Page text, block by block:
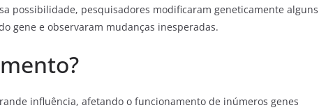
possibilidade, pesquisadores modificaram geneticamente alguns
gene e observaram mudanças inesperadas.
influência, afetando o funcionamento de inúmeros genes